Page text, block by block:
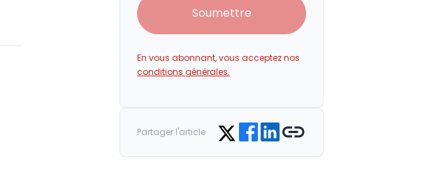
Soumettre
En vous abonnant, vous acceptez nos
conditions générales.
Partager l'article Share on Twitter
Share on Facebook
Share on LinkedIn
Copy link